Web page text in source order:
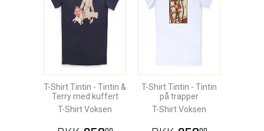
T-Shirt Tintin - Tintin &
Terry med kuffert
T-Shirt Voksen
T-Shirt Tintin - Tintin
på trapper
T-Shirt Voksen